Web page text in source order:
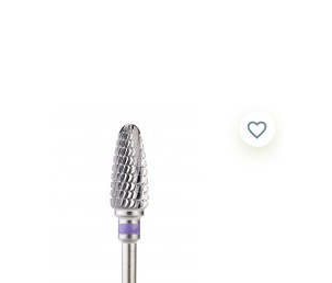
favorite_border